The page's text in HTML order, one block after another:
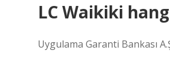
LC Waikiki
Uygulama Garanti Bankası